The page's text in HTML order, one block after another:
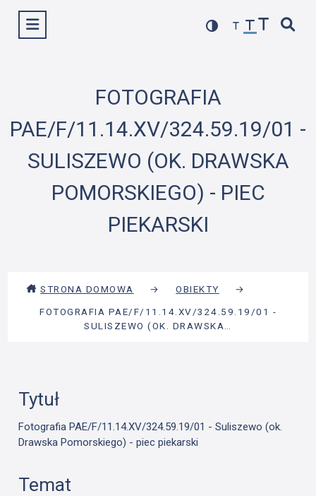
Wyświetl menu
FOTOGRAFIA
PAE/F/11.14.XV/324.59.19/01 -
SULISZEWO (OK. DRAWSKA
POMORSKIEGO) - PIEC
PIEKARSKI
STRONA DOMOWA → OBIEKTY
→
FOTOGRAFIA PAE/F/11.14.XV/324.59.19/01 -
SULISZEWO (OK. DRAWSKA…
Tytuł
Fotografia PAE/F/11.14.XV/324.59.19/01 - Suliszewo (ok.
Drawska Pomorskiego) - piec piekarski
Temat